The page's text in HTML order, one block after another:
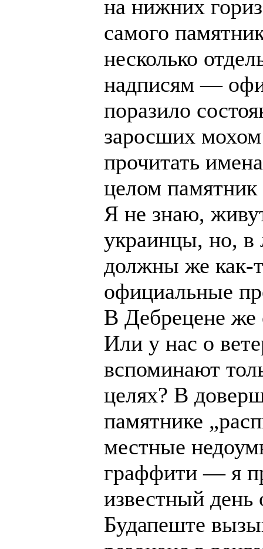
на нижних
самого
несколько
надписям —
поразило
заросших
прочитать
целом
Я не знаю,
украинцы, но, в
должны же как-
официальные
В Дебрецене же
Или у нас о
вспоминают
целях? В
памятнике
местные
граффити — я
известный день
Будапеште